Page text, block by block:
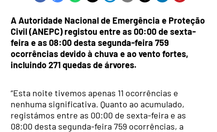
A Autoridade Nacional de Emergência e Proteção
Civil (ANEPC) registou entre as 00:00 de sexta-
feira e as 08:00 desta segunda-feira 759
ocorrências devido à chuva e ao vento fortes,
incluindo 271 quedas de árvores.
“Esta noite tivemos apenas 11 ocorrências e
nenhuma significativa. Quanto ao acumulado,
registámos entre as 00:00 de sexta-feira e as
08:00 desta segunda-feira 759 ocorrências, a